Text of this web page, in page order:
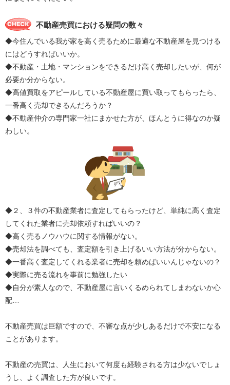
不動産売買における疑問の数々
◆今住んでいる我が家を高く売るために最適な不動産屋を見つける
にはどうすればいいか。
◆不動産・土地・マンションをできるだけ高く売却したいが、何が
必要か分からない。
◆高値買取をアピールしている不動産屋に買い取ってもらったら、
一番高く売却できるんだろうか？
◆不動産仲介の専門家一社にまかせた方が、ほんとうに得なのか疑
わしい。
◆２、３件の不動産業者に査定してもらったけど、単純に高く査定
してくれた業者に売却依頼すればいいの？
◆高く売るノウハウに関する情報がない。
◆売却法を調べても、査定額を引き上げるいい方法が分からない。
◆一番高く査定してくれる業者に売却を頼めばいいんじゃないの？
◆実際に売る流れを事前に勉強したい
◆自分が素人なので、不動産屋に言いくるめられてしまわないか心
配…
不動産売買は巨額ですので、不審な点が少しあるだけで不安になる
ことがあります。
不動産の売買は、人生において何度も経験される方は少ないでしょ
うし、よく調査した方が良いです。